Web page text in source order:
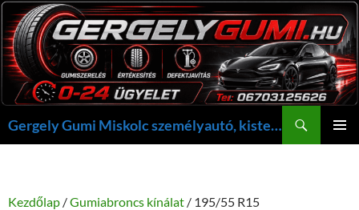
Kilépés
a
tartalomba
Gergely Gumi Miskolc személyautó, kisteherautó gumi szerelés javítás +36703125626 NON-STOP ügyelet, gergelygumi@gergelygumi.hu
Kezdőlap /Gumiabroncs kínálat / 195/55 R15